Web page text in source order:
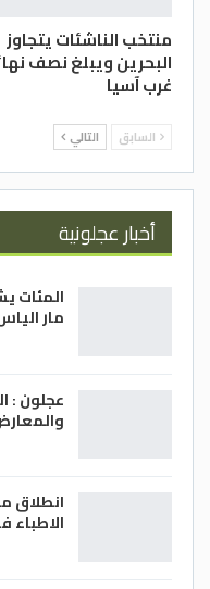
منتخب الناشئات يتجاوز
البحرين ويبلغ نصف
غرب آسيا
السابق التالي
أخبار عجلونية
المئات
مار
عجلون :
انطلاق
الاطباء